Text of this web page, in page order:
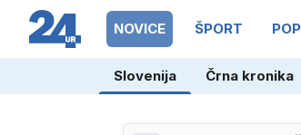
NOVICE ŠPORT
Slovenija Črna kronika
Nad
13.26 Po padcu